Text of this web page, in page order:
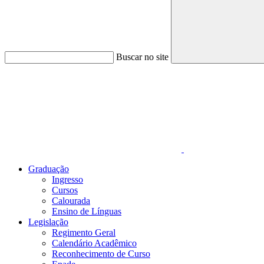
Buscar no site
Graduação
Ingresso
Cursos
Calourada
Ensino de Línguas
Legislação
Regimento Geral
Calendário Acadêmico
Reconhecimento de Curso